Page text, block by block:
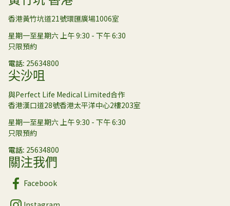
香港黃竹坑道21號環匯廣場1006室
星期一至星期六 上午 9:30 - 下午 6:30
只限預約
電話 25634800
尖沙咀
與Perfect Life Medical Limited合作
香港漢口道28號香港太平洋中心2樓203室
星期一至星期六 上午 9:30 - 下午 6:30
只限預約
電話 25634800
關注我們
Facebook